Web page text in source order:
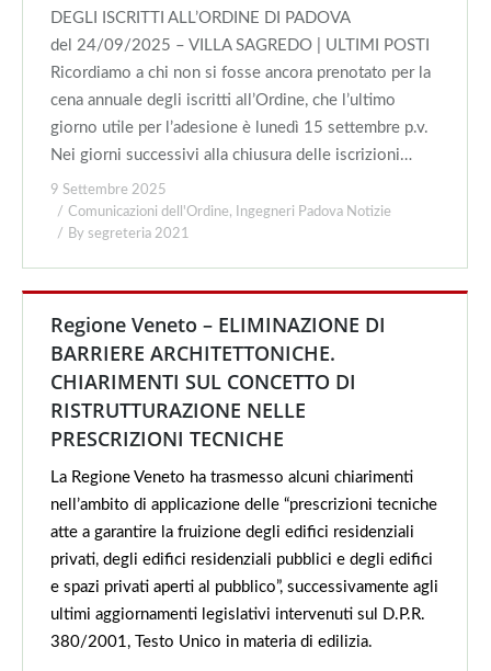
DEGLI ISCRITTI ALL’ORDINE DI PADOVA
del 24/09/2025 – VILLA SAGREDO | ULTIMI POSTI
Ricordiamo a chi non si fosse ancora prenotato per la
cena annuale degli iscritti all’Ordine, che l’ultimo
giorno utile per l’adesione è lunedì 15 settembre p.v.
Nei giorni successivi alla chiusura delle iscrizioni…
9 Settembre 2025
Comunicazioni dell'Ordine,
Ingegneri Padova Notizie
By segreteria 2021
Regione Veneto – ELIMINAZIONE DI
BARRIERE ARCHITETTONICHE.
CHIARIMENTI SUL CONCETTO DI
RISTRUTTURAZIONE NELLE
PRESCRIZIONI TECNICHE
La Regione Veneto ha trasmesso alcuni chiarimenti
nell’ambito di applicazione delle “prescrizioni tecniche
atte a garantire la fruizione degli edifici residenziali
privati, degli edifici residenziali pubblici e degli edifici
e spazi privati aperti al pubblico”, successivamente agli
ultimi aggiornamenti legislativi intervenuti sul D.P.R.
380/2001, Testo Unico in materia di edilizia.